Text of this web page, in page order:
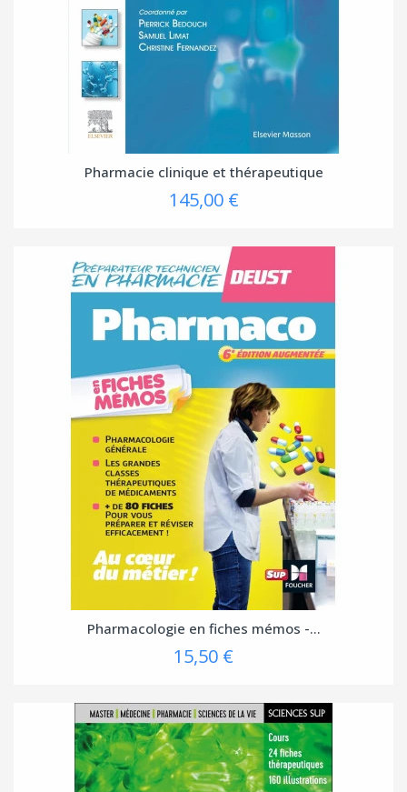
Pharmacie clinique et thérapeutique
145,00 €
Pharmacologie en fiches mémos -...
15,50 €